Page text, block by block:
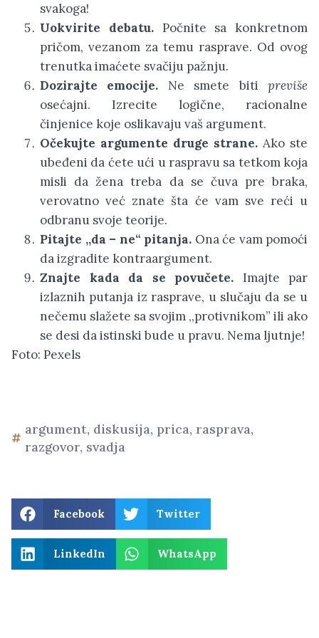
svakoga!
Uokvirite debatu.Počnite sa konkretnom
pričom, vezanom za temu rasprave. Od ovog
trenutka imaćete svačiju pažnju.
Dozirajte emocije. Ne smete bitipreviše
osećajni. Izrecite logične, racionalne
činjenice koje oslikavaju vaš argument.
Očekujte argumente druge strane. Ako ste
ubeđeni da ćete ući u raspravu sa tetkom koja
misli da žena treba da se čuva pre braka,
verovatno već znate šta će vam sve reći u
odbranu svoje teorije.
Pitajte ,,da – ne“ pitanja. Ona će vam pomoći
da izgradite kontraargument.
Znajte kada da se povučete. Imajte par
izlaznih putanja iz rasprave, u slučaju da se u
nečemu slažete sa svojim ,,protivnikom” ili ako
se desi da istinski bude u pravu. Nema ljutnje!
Foto: Pexels
argument, diskusija, prica, rasprava,
razgovor, svadja
Facebook Twitter
LinkedIn WhatsApp